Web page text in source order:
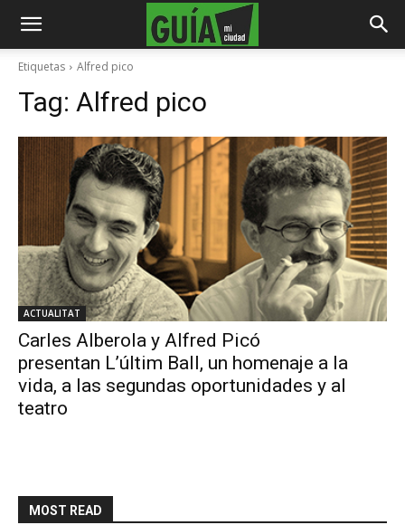
Etiquetas Alfred pico
Tag: Alfred pico
ACTUALITAT
Carles Alberola y Alfred Picó
presentan L’últim Ball, un homenaje a la
vida, a las segundas oportunidades y al
teatro
MOST READ